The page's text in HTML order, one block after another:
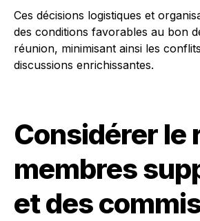
Ces décisions logistiques et
des conditions favorables au bon
réunion, minimisant ainsi les
discussions enrichissantes.
Considérer le
membres
et des